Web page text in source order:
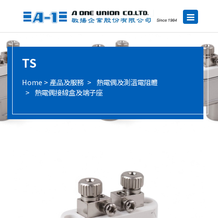
TS
產品及服務
熱電偶及測溫電阻體
熱電偶接線盒及端子座